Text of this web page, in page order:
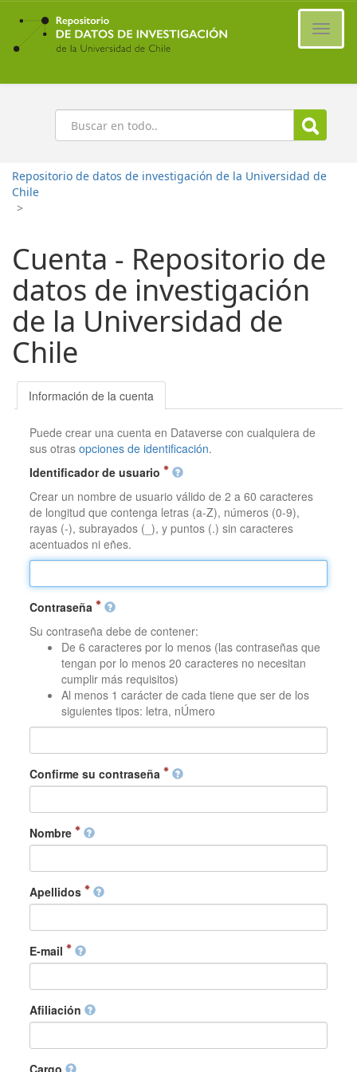
Ir
contenido
principal
Buscar
Repositorio de datos de investigación de la Universidad de
Chile
>
Cuenta - Repositorio de
datos de investigación
de la Universidad de
Chile
Información de la cuenta
Puede crear una cuenta en Dataverse con cualquiera de
sus otrasopciones de identificación.
Identificador de usuario
Crear un nombre de usuario válido de 2 a 60 caracteres
de longitud que contenga letras (a-Z), números (0-9),
rayas (-), subrayados (_), y puntos (.) sin caracteres
acentuados ni eñes.
Contraseña
Su contraseña debe de contener:
De 6 caracteres por lo menos (las contraseñas que
tengan por lo menos 20 caracteres no necesitan
cumplir más requisitos)
Al menos 1 carácter de cada tiene que ser de los
siguientes tipos: letra, nÚmero
Confirme su contraseña
Nombre
Apellidos
E-mail
Afiliación
Cargo